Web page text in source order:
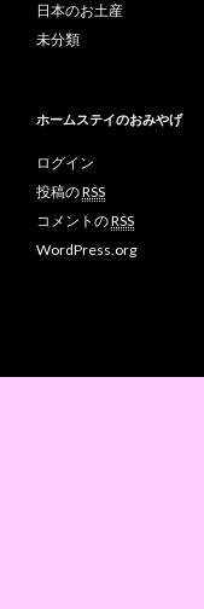
日本のお土産
未分類
ホームステイのおみやげ
ログイン
投稿のRSS
コメントのRSS
WordPress.org